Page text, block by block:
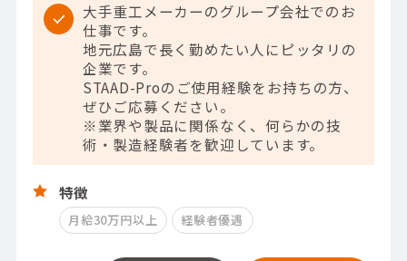
大手重工メーカーのグループ会社でのお
仕事です。
地元広島で長く勤めたい人にピッタリの
企業です。
STAAD-Proのご使用経験をお持ちの方、
ぜひご応募ください。
※業界や製品に関係なく、何らかの技
術・製造経験者を歓迎しています。
特徴
月給30万円以上 経験者優遇